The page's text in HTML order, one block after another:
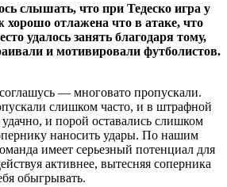
слышать, что при Тедеско игра у
хорошо отлажена что в атаке, что
удалось занять благодаря тому,
и мотивировали футболистов.
— многовато пропускали.
слишком часто, и в штрафной
удачно, и порой оставались слишком
наносить удары. По нашим
имеет серьезный потенциал для
активнее, вытесняя соперника
обыгрывать.